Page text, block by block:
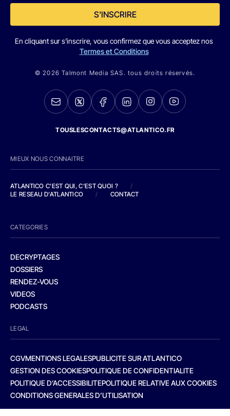
S'INSCRIRE
En cliquant sur s'inscrire, vous confirmez que vous acceptez nos
Termes et Conditions
© 2026 Talmont Media SAS. tous droits réservés.
TOUSLESCONTACTS@ATLANTICO.FR
MIEUX NOUS CONNAITRE
ATLANTICO C'EST QUI, C'EST QUOI ?
/
LE RESEAU D'ATLANTICO
/ CONTACT
CATEGORIES
DECRYPTAGES
DOSSIERS
RENDEZ-VOUS
VIDEOS
PODCASTS
LEGAL
CGVMENTIONS LEGALESPUBLICITE SUR ATLANTICO
GESTION DES COOKIESPOLITIQUE DE CONFIDENTIALITE
POLITIQUE D’ACCESSIBILITEPOLITIQUE RELATIVE AUX COOKIES
CONDITIONS GENERALES D’UTILISATION